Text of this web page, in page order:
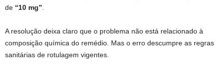
de “10 mg”
A resolução deixa claro que o problema não está relacionado à
composição química do remédio. Mas o erro descumpre as regras
sanitárias de rotulagem vigentes.